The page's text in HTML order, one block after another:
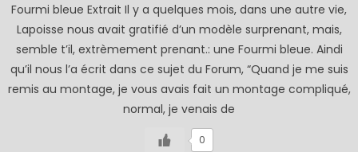
Fourmi bleue Extrait Il y a quelques mois, dans une autre vie,
Lapoisse nous avait gratifié d’un modèle surprenant, mais,
semble t’il, extrèmement prenant.: une Fourmi bleue. Aindi
qu’il nous l’a écrit dans ce sujet du Forum, “Quand je me suis
remis au montage, je vous avais fait un montage compliqué,
normal, je venais de
0